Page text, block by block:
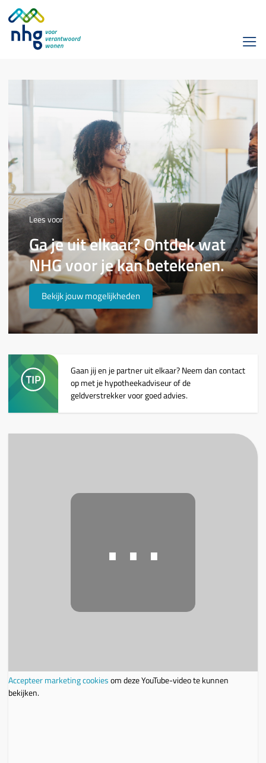
Lees voor
Ga je uit elkaar? Ontdek wat
NHG voor je kan betekenen.
Bekijk jouw mogelijkheden
Gaan jij en je partner uit elkaar? Neem dan contact
op met je hypotheekadviseur of de
geldverstrekker voor goed advies.
⋯
Accepteer marketing cookiesom deze YouTube-video te kunnen
bekijken.